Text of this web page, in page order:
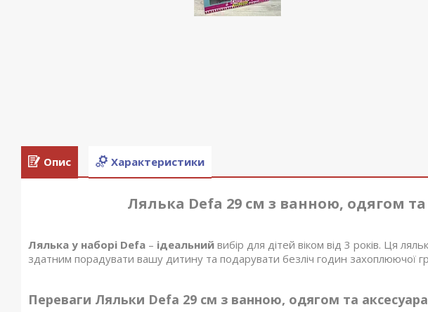
Опис Характеристики
Лялька Defa 29 см з ванною, одягом
Лялька у наборі Defa – ідеальний вибір для дітей віком від 3 років. Ця
здатним порадувати вашу дитину та подарувати безліч годин захоплюючої
Переваги Ляльки Defa 29 см з ванною, одягом та